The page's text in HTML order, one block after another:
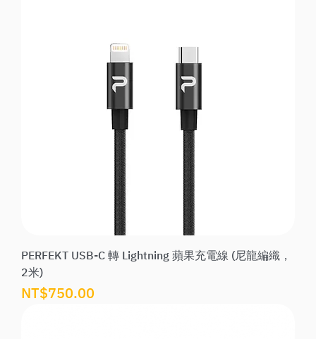
PERFEKT USB-C 轉 Lightning 蘋果充電線 (尼龍編織，
2米)
價格
NT$750.00